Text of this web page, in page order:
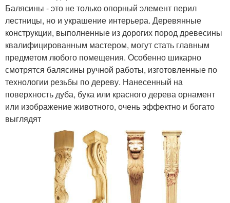
Балясины - это не только опорный элемент перил
лестницы, но и украшение интерьера. Деревянные
конструкции, выполненные из дорогих пород древесины
квалифицированным мастером, могут стать главным
предметом любого помещения. Особенно шикарно
смотрятся балясины ручной работы, изготовленные по
технологии резьбы по дереву. Нанесенный на
поверхность дуба, бука или красного дерева орнамент
или изображение животного, очень эффектно и богато
выглядят